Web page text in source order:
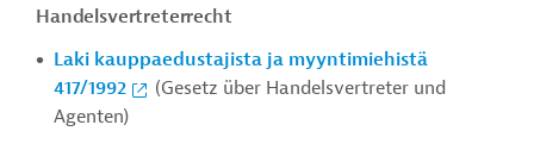
Handelsvertreterrecht
Laki kauppaedustajista ja myyntimiehistä
417/1992
(Gesetz über Handelsvertreter und
Agenten)